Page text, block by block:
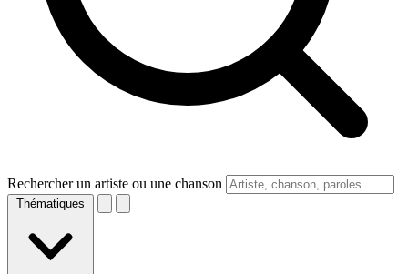
Rechercher un artiste ou une chanson
Thématiques